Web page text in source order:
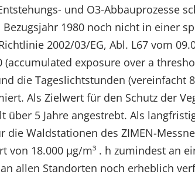
und O3-Abbauprozesse
1980 noch nicht in einer
2002/03/EG, Abl. L67 vom
exposure over a
die Tageslichtstunden (vereinfacht
Als Zielwert für den Schutz der
5 Jahre angestrebt. Als
Waldstationen des ZIMEN-
von 18.000 µg/m³ . h zumindest an
allen Standorten noch erheblich